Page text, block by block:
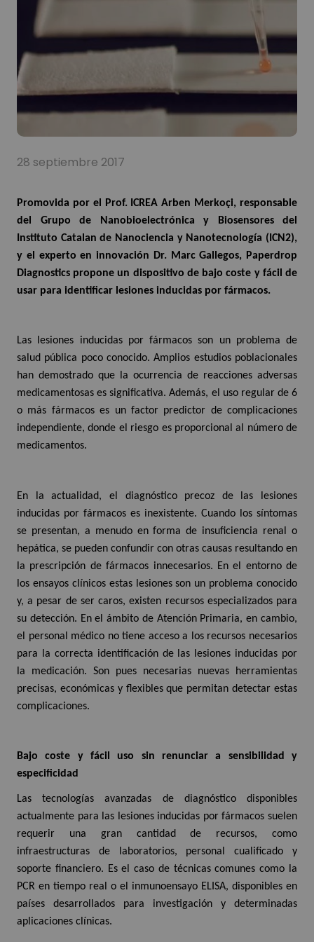
28 septiembre 2017
Promovida por el Prof. ICREA Arben Merkoçi, responsable
del Grupo de Nanobioelectrónica y Biosensores del
Instituto Catalan de Nanociencia y Nanotecnología (ICN2),
y el experto en innovación Dr. Marc Gallegos, Paperdrop
Diagnostics propone un dispositivo de bajo coste y fácil de
usar para identificar lesiones inducidas por fármacos.
Las lesiones inducidas por fármacos son un problema de
salud pública poco conocido. Amplios estudios poblacionales
han demostrado que la ocurrencia de reacciones adversas
medicamentosas es significativa. Además, el uso regular de 6
o más fármacos es un factor predictor de complicaciones
independiente, donde el riesgo es proporcional al número de
medicamentos.
En la actualidad, el diagnóstico precoz de las lesiones
inducidas por fármacos es inexistente. Cuando los síntomas
se presentan, a menudo en forma de insuficiencia renal o
hepática, se pueden confundir con otras causas resultando en
la prescripción de fármacos innecesarios. En el entorno de
los ensayos clínicos estas lesiones son un problema conocido
y, a pesar de ser caros, existen recursos especializados para
su detección. En el ámbito de Atención Primaria, en cambio,
el personal médico no tiene acceso a los recursos necesarios
para la correcta identificación de las lesiones inducidas por
la medicación. Son pues necesarias nuevas herramientas
precisas, económicas y flexibles que permitan detectar estas
complicaciones.
Bajo coste y fácil uso sin renunciar a sensibilidad y
especificidad
Las tecnologías avanzadas de diagnóstico disponibles
actualmente para las lesiones inducidas por fármacos suelen
requerir una gran cantidad de recursos, como
infraestructuras de laboratorios, personal cualificado y
soporte financiero. Es el caso de técnicas comunes como la
PCR en tiempo real o el inmunoensayo ELISA, disponibles en
países desarrollados para investigación y determinadas
aplicaciones clínicas.